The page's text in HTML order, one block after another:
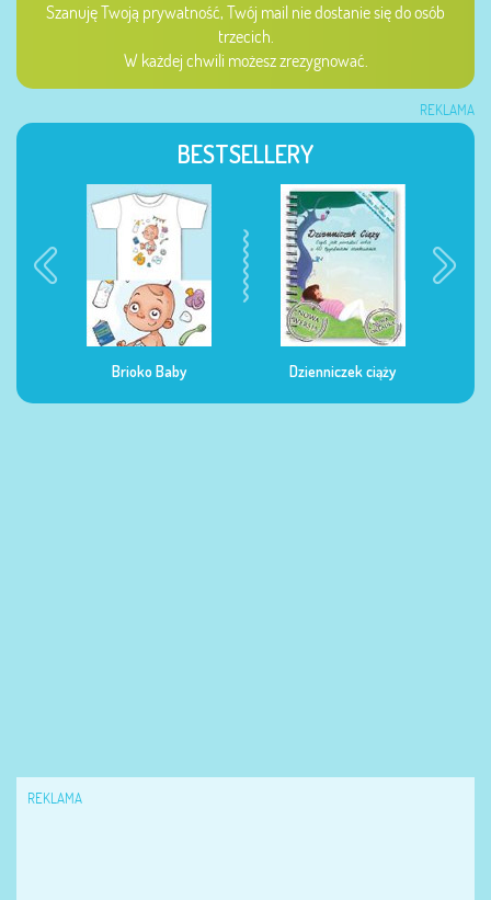
Szanuję Twoją prywatność, Twój mail nie dostanie się do osób
trzecich.
W każdej chwili możesz zrezygnować.
REKLAMA
BESTSELLERY
Brioko Baby Dzienniczek ciąży
REKLAMA